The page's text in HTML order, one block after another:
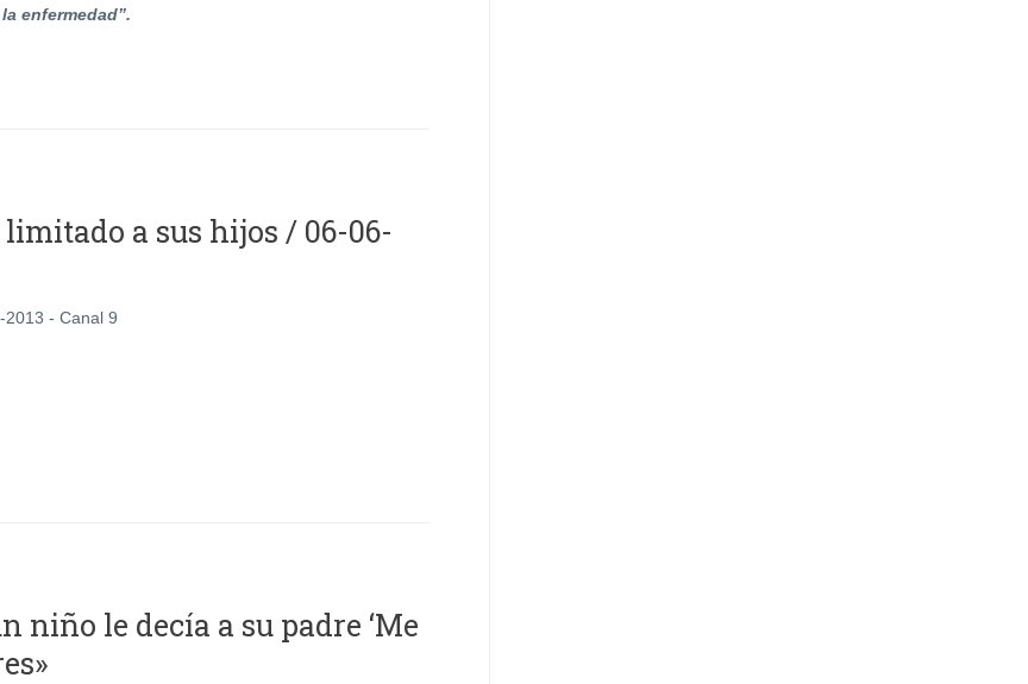
enfermedad”.
a sus hijos / 06-06-
2013 - Canal 9
niño le decía a su padre ‘Me
ha dicho mamá que no me quieres»‏